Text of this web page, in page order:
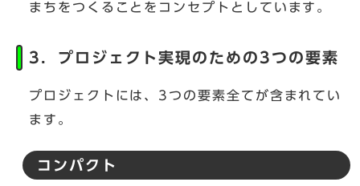
まちをつくることをコンセプトとしています。
3．プロジェクト実現のための3つの要素
プロジェクトには、3つの要素全てが含まれてい
ます。
コンパクト